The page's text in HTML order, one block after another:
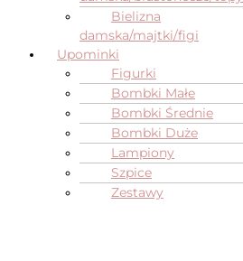
Bielizna
damska/majtki/figi
Upominki
Figurki
Bombki Małe
Bombki Średnie
Bombki Duże
Lampiony
Szpice
Zestawy